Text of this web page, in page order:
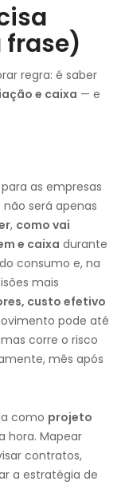
regra: é saber
e caixa — e
as empresas
não será apenas
, como vai
e caixa durante
consumo e, na
mais
custo efetivo
pode até
corre o risco
mês após
como projeto
hora. Mapear
contratos,
a estratégia de